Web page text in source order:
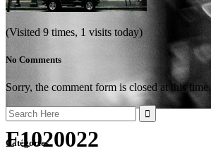
F1020022
(Visited 9 times, 1 visits today)
No Comments
Sorry, the comment form is closed at this time.
Search
for:
Catégories